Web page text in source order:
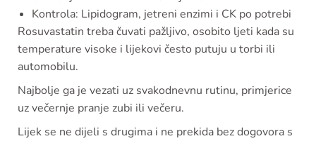
Kontrola: Lipidogram, jetreni enzimi i CK po potrebi
Rosuvastatin treba čuvati pažljivo, osobito ljeti kada su
temperature visoke i lijekovi često putuju u torbi ili
automobilu.
Najbolje ga je vezati uz svakodnevnu rutinu, primjerice
uz večernje pranje zubi ili večeru.
Lijek se ne dijeli s drugima i ne prekida bez dogovora s